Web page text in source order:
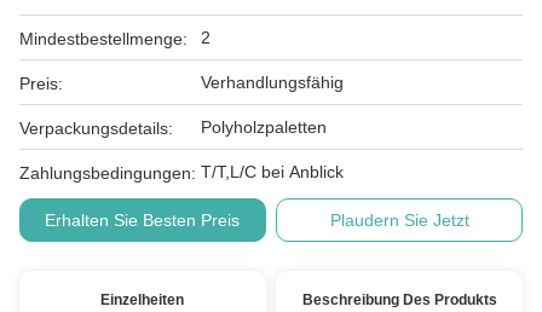
Mindestbestellmenge: 2
Preis: Verhandlungsfähig
Verpackungsdetails: Polyholzpaletten
Zahlungsbedingungen: T/T,L/C bei Anblick
Erhalten Sie Besten Preis Plaudern Sie Jetzt
Einzelheiten Beschreibung Des Produkts